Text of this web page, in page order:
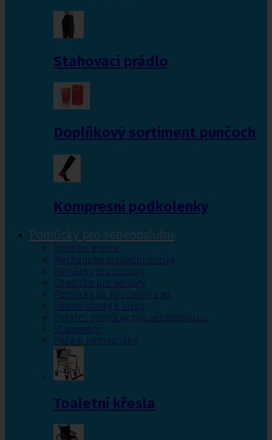
Stahovací prádlo
Doplňkový sortiment punčoch
Kompresní podkolenky
Pomůcky pro sebeobsluhu
Toaletní křesla
Mechanické invalidní vozíky
Pomůcky pro seniory
Chodítka pro seniory
Pomůcky do koupelny a wc
Jídelní stolky k lůžku
Ostatní pomůcky pro sebeobsluhu
Stravování
Péče o nemocného
Toaletní křesla